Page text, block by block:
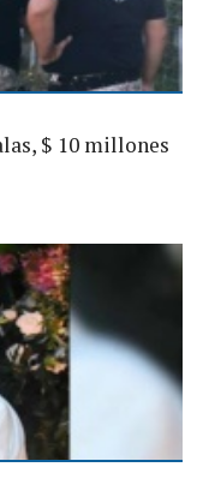
$ 10 millones